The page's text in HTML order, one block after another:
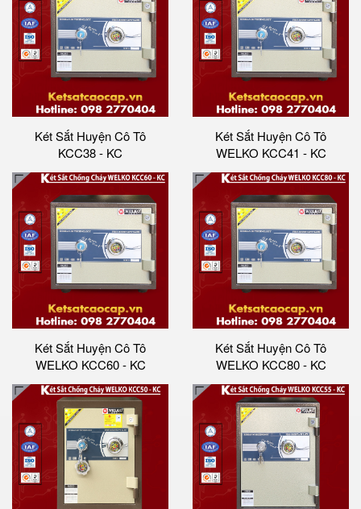
Két Sắt Huyện Cô Tô
KCC38 - KC
Két Sắt Huyện Cô Tô
WELKO KCC41 - KC
Két Sắt Huyện Cô Tô
WELKO KCC60 - KC
Két Sắt Huyện Cô Tô
WELKO KCC80 - KC